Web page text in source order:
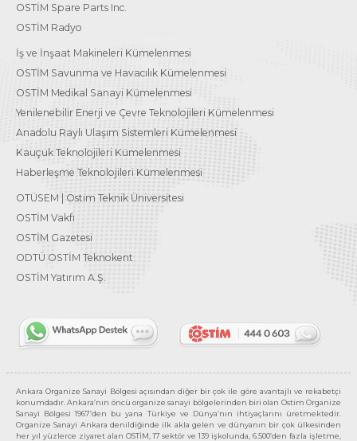
OSTİM Spare Parts Inc.
OSTİM Radyo
İş ve İnşaat Makineleri Kümelenmesi
OSTİM Savunma ve Havacılık Kümelenmesi
OSTİM Medikal Sanayi Kümelenmesi
Yenilenebilir Enerji ve Çevre Teknolojileri Kümelenmesi
Anadolu Raylı Ulaşım Sistemleri Kümelenmesi
Kauçuk Teknolojileri Kümelenmesi
Haberleşme Teknolojileri Kümelenmesi
OTÜSEM | Ostim Teknik Üniversitesi
OSTİM Vakfı
OSTİM Gazetesi
ODTÜ OSTİM Teknokent
OSTİM Yatırım A.Ş.
Ankara Organize Sanayi Bölgesi açısından diğer bir çok ile göre avantajlı ve rekabetçi
konumdadır. Ankara’nın öncü organize sanayi bölgelerinden biri olan Ostim Organize
Sanayi Bölgesi 1967’den bu yana Türkiye ve Dünya’nın ihtiyaçlarını üretmektedir.
Organize Sanayi Ankara denildiğinde ilk akla gelen ve dünyanın bir çok ülkesinden
her yıl yüzlerce ziyaret alan OSTİM, 17 sektör ve 139 işkolunda, 6.500’den fazla işletme,